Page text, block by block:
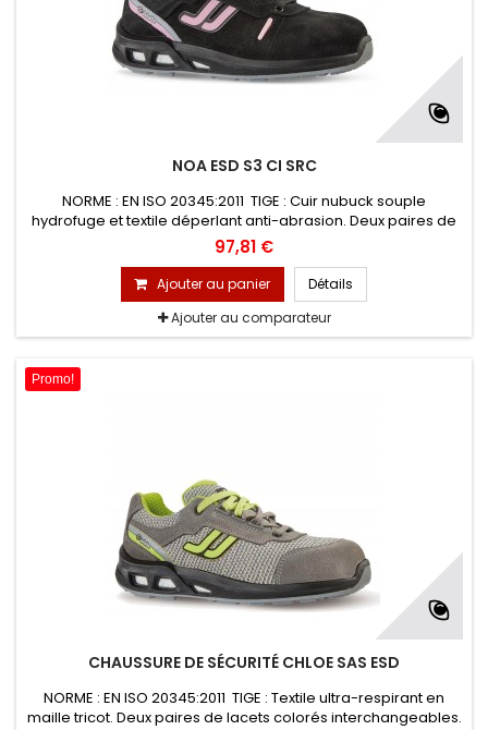
NOA ESD S3 CI SRC
NORME : EN ISO 20345:2011 TIGE : Cuir nubuck souple
hydrofuge et textile déperlant anti-abrasion. Deux paires de
lacets colorés interchangeables DOUBLURE : en maille 3D, à
structure avéolée, améliore la ventilation périphérique du
pied et sèche rapidement EMBOUT : PREM-Alu en aluminium
200 J
97,81 €
Ajouter au panier
Détails
Ajouter au comparateur
Promo!
CHAUSSURE DE SÉCURITÉ CHLOE SAS ESD
NORME : EN ISO 20345:2011 TIGE : Textile ultra-respirant en
maille tricot. Deux paires de lacets colorés interchangeables.